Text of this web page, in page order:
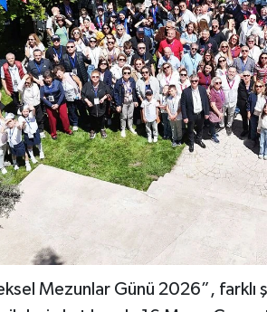
Mezunlar Günü 2026”,